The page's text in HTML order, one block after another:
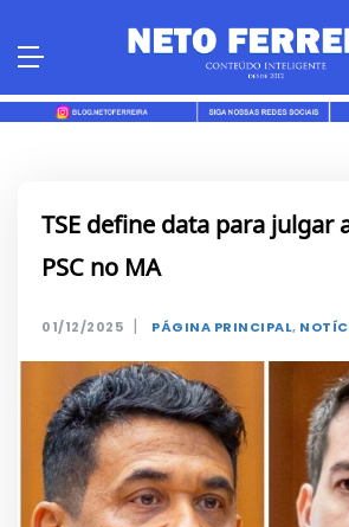
TSE define data para julgar
PSC no MA
01/12/2025 | PÁGINA PRINCIPAL,